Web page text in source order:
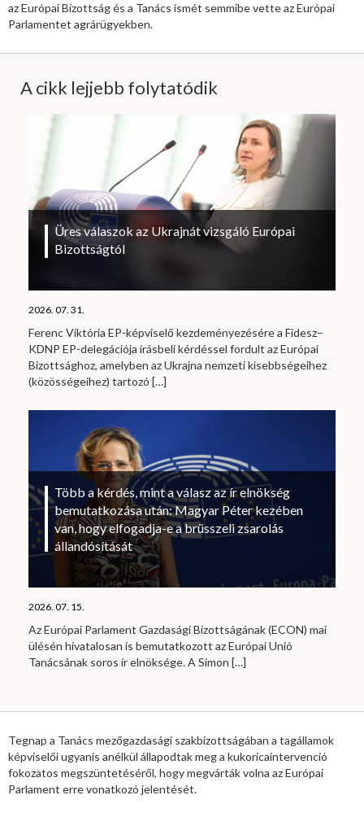
az Európai Bizottság és a Tanács ismét semmibe vette az Európai
Parlamentet agrárügyekben.
A cikk lejjebb folytatódik
Üres válaszok az Ukrajnát vizsgáló Európai
Bizottságtól
2026. 07. 31.
Ferenc Viktória EP-képviselő kezdeményezésére a Fidesz–
KDNP EP-delegációja írásbeli kérdéssel fordult az Európai
Bizottsághoz, amelyben az Ukrajna nemzeti kisebbségeihez
(közösségeihez) tartozó […]
Több a kérdés, mint a válasz az ír elnökség
bemutatkozása után: Magyar Péter kezében
van, hogy elfogadja-e a brüsszeli zsarolás
állandósítását
2026. 07. 15.
Az Európai Parlament Gazdasági Bizottságának (ECON) mai
ülésén hivatalosan is bemutatkozott az Európai Unió
Tanácsának soros ír elnöksége. A Simon […]
Tegnap a Tanács mezőgazdasági szakbizottságában a tagállamok
képviselői ugyanis anélkül állapodtak meg a kukoricaintervenció
fokozatos megszüntetéséről, hogy megvárták volna az Európai
Parlament erre vonatkozó jelentését.